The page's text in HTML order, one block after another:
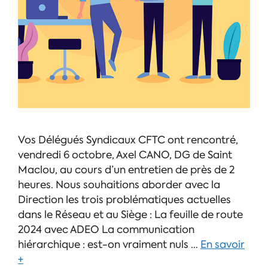
Vos Délégués Syndicaux CFTC ont rencontré,
vendredi 6 octobre, Axel CANO, DG de Saint
Maclou, au cours d’un entretien de près de 2
heures. Nous souhaitions aborder avec la
Direction les trois problématiques actuelles
dans le Réseau et au Siège : La feuille de route
2024 avec ADEO La communication
hiérarchique : est-on vraiment nuls … En savoir
+